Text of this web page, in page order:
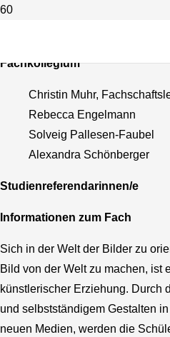
Fachkollegium
Christin Muhr,
Rebecca Engelmann
Solveig Pallesen-Faubel
Alexandra Schönberger
Studienreferendarinnen/e
Informationen zum Fach
Sich in der Welt der Bilder zu
Bild von der Welt zu machen, ist
künstlerischer Erziehung. Durch
und selbstständigem Gestalten
neuen Medien, werden die